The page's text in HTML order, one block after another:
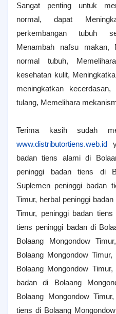
Sangat penting untuk
normal, dapat
perkembangan tubuh
Menambah nafsu makan,
normal tubuh,
kesehatan kulit,
meningkatkan kecerdasan,
tulang, Memelihara
Terima kasih sudah
www.distributortiens.web.id
badan tiens alami di
peninggi badan tiens di
Suplemen peninggi badan
Timur, herbal peninggi
Timur, peninggi badan
tiens peninggi badan di
Bolaang Mongondow
Bolaang Mongondow
Bolaang Mongondow
badan di Bolaang
Bolaang Mongondow
tiens di Bolaang